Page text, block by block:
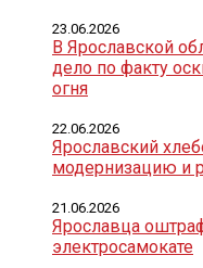
В Ярославской
дело по факту
огня
23.06.2026
Ярославский
модернизацию и
22.06.2026
Ярославца
электросамокате
21.06.2026